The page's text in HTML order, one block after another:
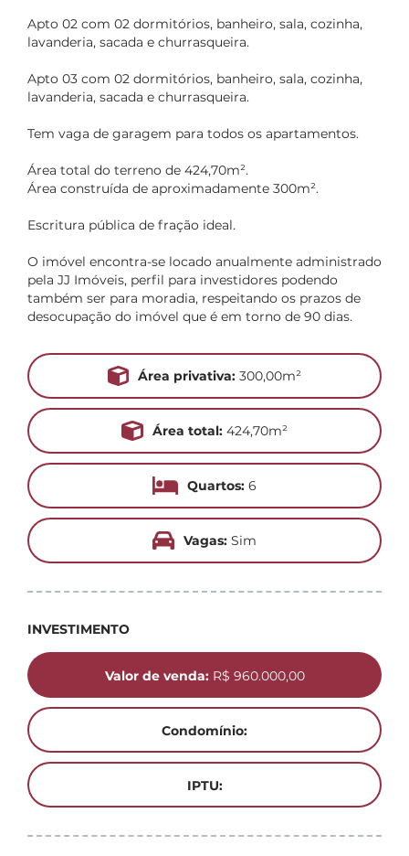
Apto 02 com 02 dormitórios, banheiro, sala, cozinha,
lavanderia, sacada e churrasqueira.
Apto 03 com 02 dormitórios, banheiro, sala, cozinha,
lavanderia, sacada e churrasqueira.
Tem vaga de garagem para todos os apartamentos.
Área total do terreno de 424,70m².
Área construída de aproximadamente 300m².
Escritura pública de fração ideal.
O imóvel encontra-se locado anualmente administrado
pela JJ Imóveis, perfil para investidores podendo
também ser para moradia, respeitando os prazos de
desocupação do imóvel que é em torno de 90 dias.
Área privativa: 300,00m²
Área total:424,70m²
Quartos: 6
Vagas:Sim
INVESTIMENTO
Valor de venda:R$ 960.000,00
Condomínio:
IPTU: